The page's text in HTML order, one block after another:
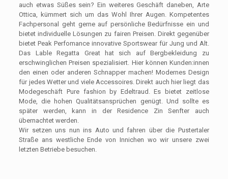
auch etwas Süßes sein? Ein weiteres Geschäft daneben, Arte
Ottica, kümmert sich um das Wohl Ihrer Augen. Kompetentes
Fachpersonal geht gerne auf persönliche Bedürfnisse ein und
bietet individuelle Lösungen zu fairen Preisen. Direkt gegenüber
bietet Peak Perfomance innovative Sportswear für Jung und Alt.
Das Lable Regatta Great hat sich auf Bergbekleidung zu
erschwinglichen Preisen spezialisiert. Hier können Kunden:innen
den einen oder anderen Schnapper machen! Modernes Design
für jedes Wetter und viele Accessoires. Direkt auch hier liegt das
Modegeschäft Pure fashion by Edeltraud. Es bietet zeitlose
Mode, die hohen Qualitätsansprüchen genügt. Und sollte es
später werden, kann in der Residence Zin Senfter auch
übernachtet werden.
Wir setzen uns nun ins Auto und fahren über die Pustertaler
Straße ans westliche Ende von Innichen wo wir unsere zwei
letzten Betriebe besuchen.